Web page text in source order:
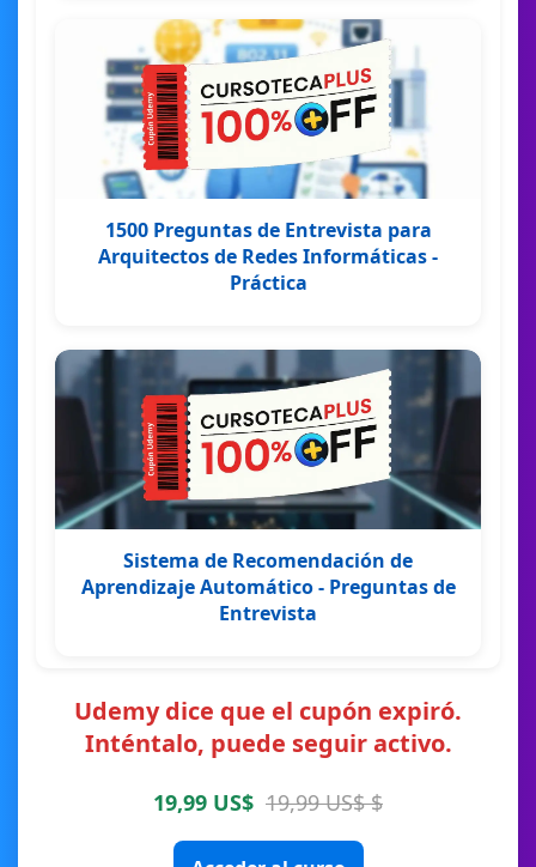
1500 Preguntas de Entrevista para
Arquitectos de Redes Informáticas -
Práctica
Sistema de Recomendación de
Aprendizaje Automático - Preguntas de
Entrevista
Udemy dice que el cupón expiró.
Inténtalo, puede seguir activo.
19,99 US$ 19,99 US$ $